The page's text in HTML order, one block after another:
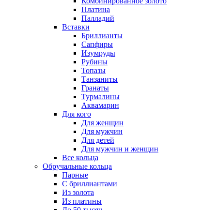
Платина
Палладий
Вставки
Бриллианты
Сапфиры
Изумруды
Рубины
Топазы
Танзаниты
Гранаты
Турмалины
Аквамарин
Для кого
Для женщин
Для мужчин
Для детей
Для мужчин и женщин
Все кольца
Обручальные кольца
Парные
С бриллиантами
Из золота
Из платины